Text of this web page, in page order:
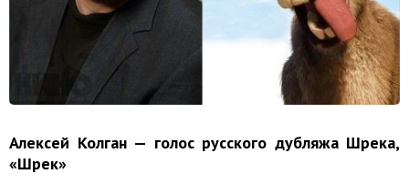
Алексей Колган — голос русского дубляжа Шрека,
«Шрек»